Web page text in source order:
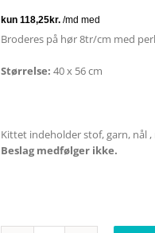
Broderes på hør 8tr/cm med
Størrelse: 40 x 56 cm
Kittet indeholder stof, garn, nål
Beslag medfølger ikke.